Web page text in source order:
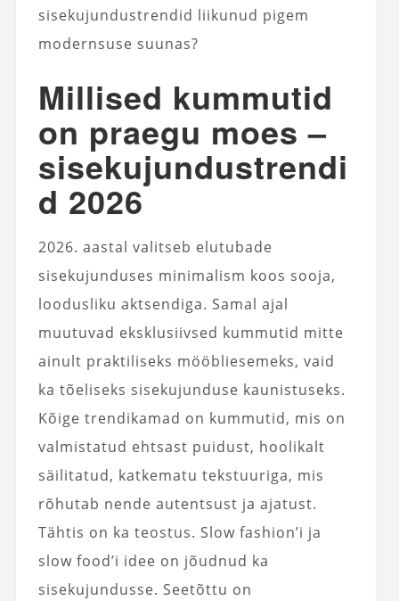
sisekujundustrendid liikunud pigem
modernsuse suunas?
Millised kummutid
on praegu moes –
sisekujundustrendi
d 2026
2026. aastal valitseb elutubade
sisekujunduses minimalism koos sooja,
loodusliku aktsendiga. Samal ajal
muutuvad eksklusiivsed kummutid mitte
ainult praktiliseks mööbliesemeks, vaid
ka tõeliseks sisekujunduse kaunistuseks.
Kõige trendikamad on kummutid, mis on
valmistatud ehtsast puidust, hoolikalt
säilitatud, katkematu tekstuuriga, mis
rõhutab nende autentsust ja ajatust.
Tähtis on ka teostus. Slow fashion’i ja
slow food’i idee on jõudnud ka
sisekujundusse. Seetõttu on